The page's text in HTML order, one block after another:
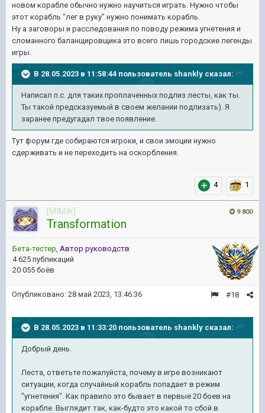
новом корабле обычно нужно научиться играть. Нужно чтобы
этот корабль "лег в руку" нужно понимать корабль.
Ну а заговоры и расследования по поводу режима угнетения и
сломанного баланщировщика это всего лишь городские легенды
игры.
В 28.05.2023 в 11:58:44 пользователь shankly сказал:
Написал п.с. для таких проплаченных подлиз лесты, как ты.
Ты такой предсказуемый в своем желании подлизать). Я
заранее предугадал твое появление.
Тут форум где собираются игроки, и свои эмоции нужно
сдерживать и не переходить на оскорбления.
4 1
9 800
[MIMIK]
Transformation
Бета-тестер, Автор руководств
4 625 публикаций
20 055 боёв
#18
Опубликовано: 28 май 2023, 13:46:36
В 28.05.2023 в 11:33:20 пользователь shankly сказал:
Добрый день.
Леста, ответьте пожалуйста, почему в игре возникают
ситуации, когда случайный корабль попадает в режим
"угнетения". Как правило это бывает в первые 20 боев на
корабле. Выглядит так, как-будто это какой то сбой в